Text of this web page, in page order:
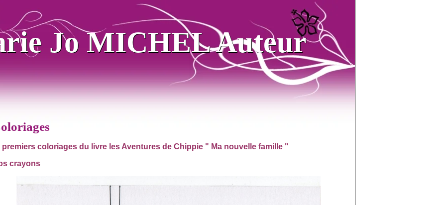
Jo MICHEL Auteur
Jo MICHEL Auteur
premiers coloriages du livre les Aventures de Chippie " Ma nouvelle famille "
crayons